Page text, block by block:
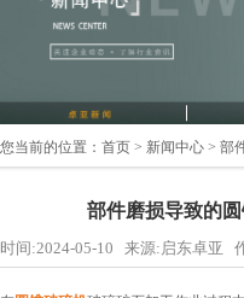
您当前的位置： 首页 > 新闻中心 > 部
部件磨损导致的
时间:2024-05-10 来源:启东卓亚